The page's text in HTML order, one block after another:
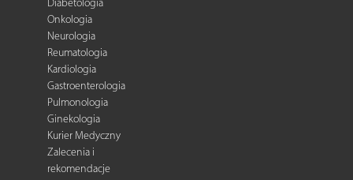
Onkologia
Neurologia
Reumatologia
Kardiologia
Gastroenterologia
Pulmonologia
Ginekologia
Kurier Medyczny
Zalecenia i
rekomendacje